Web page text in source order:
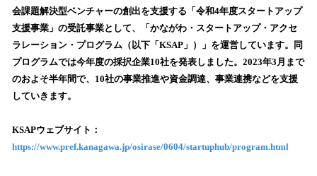
を
読
込
み
中
で
会課題解決型ベンチャーの創出を支援する「令和4年度スタートアップ
支援事業」の受託事業として、「かながわ・スタートアップ・アクセ
ラレーション・プログラム（以下「KSAP」）」を運営しています。同
プログラムでは今年度の採択企業10社を発表しました。2023年3月まで
のおよそ半年間で、10社の事業推進や資金調達、事業連携などを支援
していきます。
KSAPウェブサイト：​​
https://www.pref.kanagawa.jp/osirase/0604/startuphub/program.html